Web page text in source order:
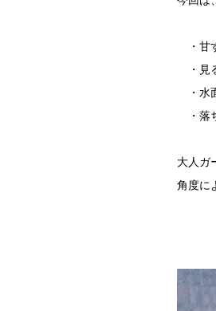
・甘
・見
・水
・落
大人ガ
角度に